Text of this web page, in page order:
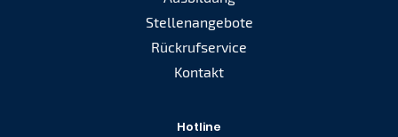
Stellenangebote
Rückrufservice
Kontakt
Hotline